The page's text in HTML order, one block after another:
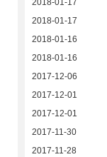
2018-01-17
2018-01-17
2018-01-16
2018-01-16
2017-12-06
2017-12-01
2017-12-01
2017-11-30
2017-11-28